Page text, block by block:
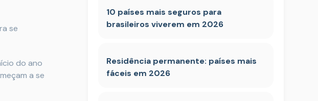
se
do ano
a se
10 países mais seguros para
brasileiros viverem em 2026
Residência permanente: países mais
fáceis em 2026